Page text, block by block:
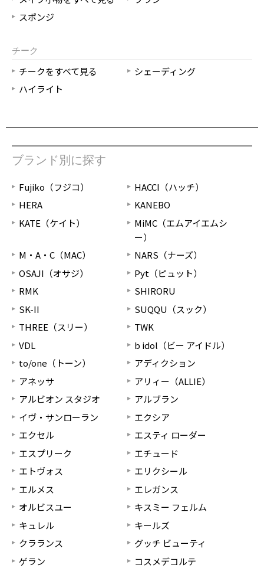
スポンジ
チーク
チークをすべて見る
シェーディング
ハイライト
ブランド別に探す
Fujiko（フジコ）
HACCI（ハッチ）
HERA
KANEBO
KATE（ケイト）
MiMC（エムアイエムシ
ー）
M・A・C（MAC）
NARS（ナーズ）
OSAJI（オサジ）
Pyt（ピュット）
RMK
SHIRORU
SK-II
SUQQU（スック）
THREE（スリー）
TWK
VDL
b idol（ビー アイドル）
to/one（トーン）
アディクション
アネッサ
アリィー（ALLIE）
アルビオン スタジオ
アルブラン
イヴ・サンローラン
エクシア
エクセル
エスティ ローダー
エスプリーク
エチュード
エトヴォス
エリクシール
エルメス
エレガンス
オルビスユー
キスミー フェルム
キュレル
キールズ
クラランス
グッチ ビューティ
ゲラン
コスメデコルテ